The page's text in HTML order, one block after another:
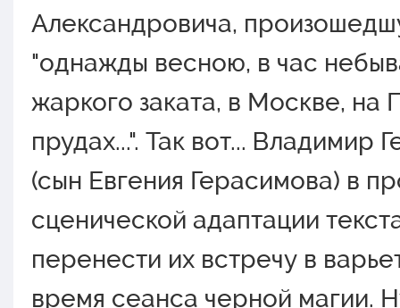
Александровича,
"однажды весною, в час
жаркого заката, в Москве, на
прудах...". Так вот... Владимир
(сын Евгения Герасимова) в
сценической адаптации
перенести их встречу в
время сеанса черной магии.